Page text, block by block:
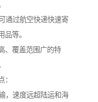
通过航空快递快速寄
品等。
、覆盖范围广的特
，速度远超陆运和海